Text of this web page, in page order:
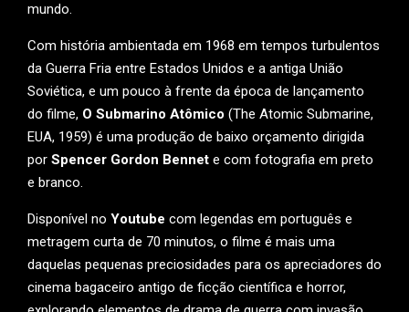
mundo.
Com história ambientada em 1968 em tempos turbulentos
da Guerra Fria entre Estados Unidos e a antiga União
Soviética, e um pouco à frente da época de lançamento
do filme, O Submarino Atômico (The Atomic Submarine,
EUA, 1959) é uma produção de baixo orçamento dirigida
por Spencer Gordon Bennet e com fotografia em preto
e branco.
Disponível no Youtube com legendas em português e
metragem curta de 70 minutos, o filme é mais uma
daquelas pequenas preciosidades para os apreciadores do
cinema bagaceiro antigo de ficção científica e horror,